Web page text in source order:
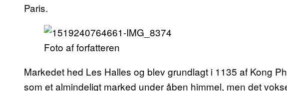
Paris.
Foto af forfatteren
Markedet hed Les Halles og blev grundlagt i 1135 af Kong
som et almindeligt marked under åben himmel, men det